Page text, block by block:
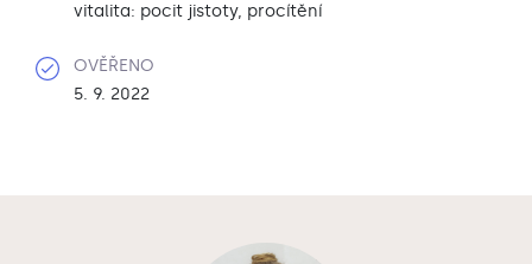
vitalita: pocit jistoty, procítění
OVĚŘENO
5. 9. 2022